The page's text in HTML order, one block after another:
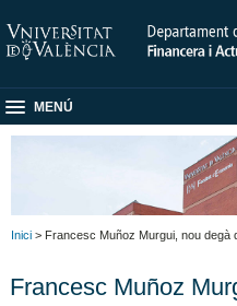
MENÚ
Inici > Francesc Muñoz Murgui, nou degà
Francesc Muñoz